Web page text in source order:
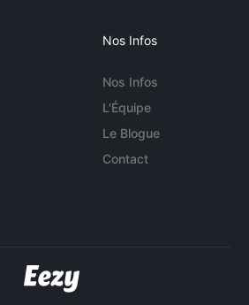
Nos Infos
Nos Infos
L'Équipe
Le Blogue
Contact